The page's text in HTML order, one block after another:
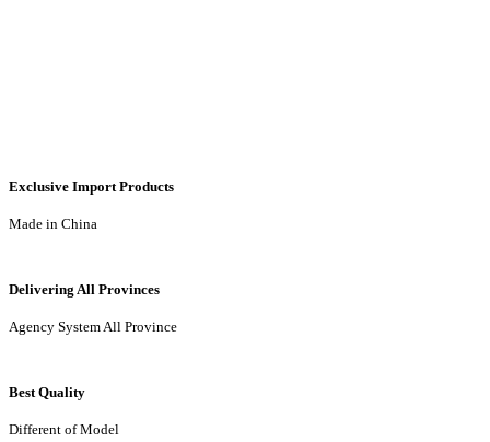
Exclusive Import Products
Made in China
Delivering All Provinces
Agency System All Province
Best Quality
Different of Model